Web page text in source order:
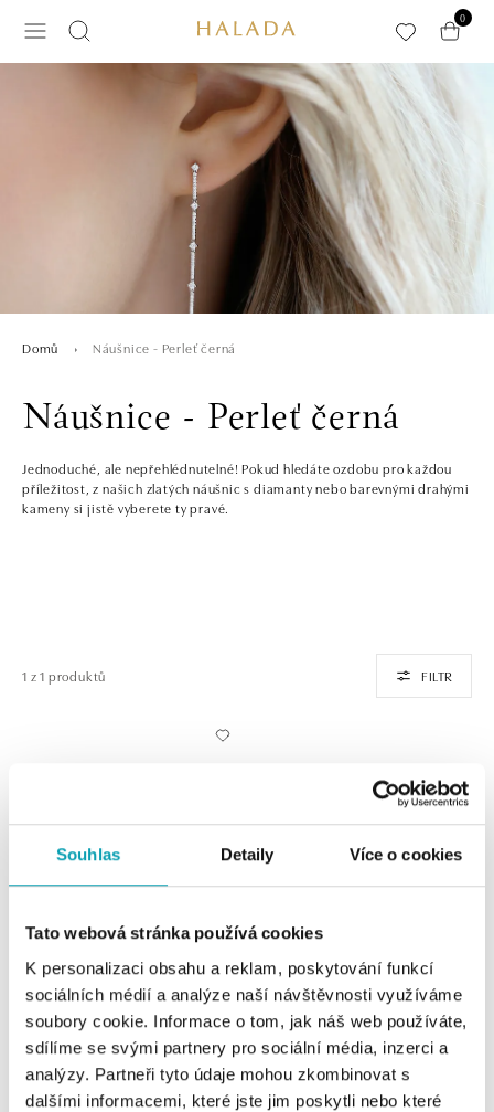
Souhlas Detaily Více o cookies
Tato webová stránka používá cookies
K personalizaci obsahu a reklam, poskytování funkcí
sociálních médií a analýze naší návštěvnosti využíváme
soubory cookie. Informace o tom, jak náš web používáte,
sdílíme se svými partnery pro sociální média, inzerci a
analýzy. Partneři tyto údaje mohou zkombinovat s
dalšími informacemi, které jste jim poskytli nebo které
0
Domů Náušnice - Perleť černá
Náušnice - Perleť černá
Jednoduché, ale nepřehlédnutelné! Pokud hledáte ozdobu pro každou
příležitost, z našich zlatých náušnic s diamanty nebo barevnými drahými
kameny si jistě vyberete ty pravé.
1 z 1 produktů FILTR
ALO
Náušnice s diamanty a perlou Pure
od 76 448 Kč